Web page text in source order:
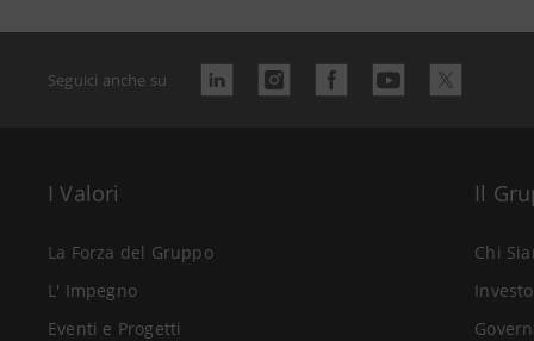
Seguici anche su
I Valori
La Forza del Gruppo
L' Impegno
Eventi e Progetti
Il
Chi